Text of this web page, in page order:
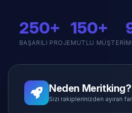
250+
BAŞARILI PROJE
150+
MUTLU MÜŞTERI
Neden Meritking?
Sizi rakiplerinizden ayıran